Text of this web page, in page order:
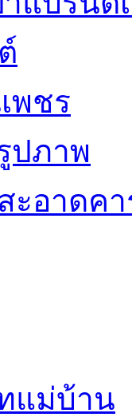
พชร
ปภาพ
ะอาดค
แม่บ้าน